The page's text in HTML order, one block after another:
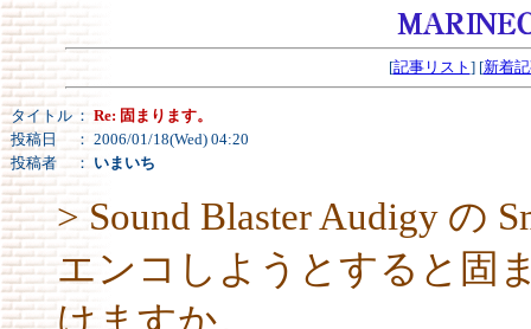
[記事リスト ] [新着
タイトル ： Re: 固まります。
投稿日
： 2006/01/18(Wed) 04:20
投稿者
： いまいち
> Sound Blaster Audigy の
エンコしようとすると固
けますか。